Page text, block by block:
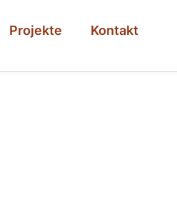
Projekte Kontakt